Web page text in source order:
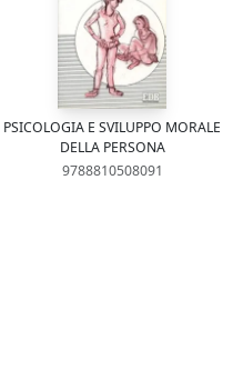
PSICOLOGIA E SVILUPPO MORALE
DELLA PERSONA
9788810508091